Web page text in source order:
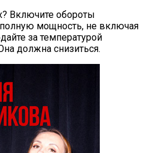
Включите обороты
полную мощность, не включая
за температурой
должна снизиться.